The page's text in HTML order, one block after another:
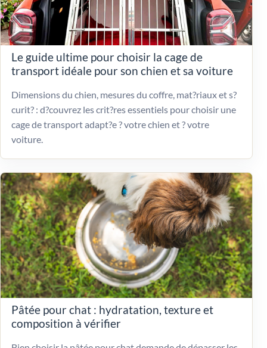
Le guide ultime pour choisir la cage de
transport idéale pour son chien et sa voiture
Dimensions du chien, mesures du coffre, mat?riaux et s?
curit? : d?couvrez les crit?res essentiels pour choisir une
cage de transport adapt?e ? votre chien et ? votre
voiture.
Pâtée pour chat : hydratation, texture et
composition à vérifier